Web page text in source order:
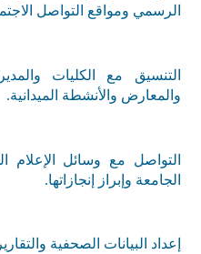
الرسمي ومواقع التواصل
التنسيق مع الكليات
والمعارض والأنشطة الميدانية.
التواصل مع وسائل الإعلام
الجامعة وإبراز إنجازاتها.
إعداد البيانات الصحفية